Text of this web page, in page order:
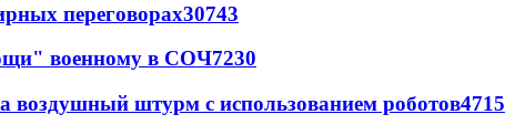
переговорах30743
военному в СОЧ7230
воздушный штурм с использованием роботов4715